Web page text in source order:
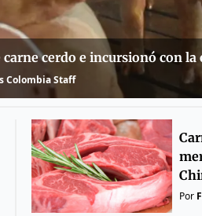
cerdo e incursionó con la
Colombia Staff
Por